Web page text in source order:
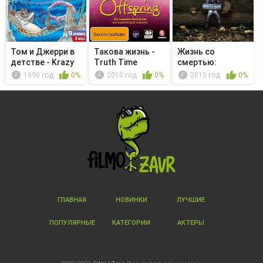
Том и Джерри в
детстве - Krazy
Klaws/...
1990 год 0%
Такова жизнь -
Truth Time
2010 год 0%
Жизнь со
смертью:
история любви
2015 год 0%
ГЛАВНАЯ НОВИНКИ ЛУЧШИЕ
ПОПУЛЯРНЫЕ КАТЕГОРИИ АКТЕРЫ